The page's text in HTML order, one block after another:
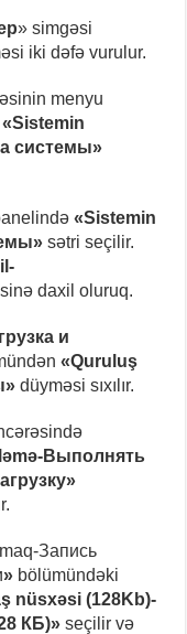
» simgəsi
iki dəfə vurulur.
menyu
«Sistemin
системы»
«Sistemin
sətri seçilir.
daxil oluruq.
и
«Quruluş
düyməsi sıxılır.
Выполнять
Запись
» bölümündəki
nüsxəsi (128Kb)-
КБ)» seçilir və